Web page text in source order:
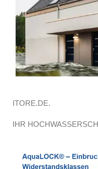
ITORE.DE.
IHR